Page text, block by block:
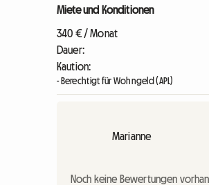
Miete und Konditionen
340 € / Monat
Dauer:
Kaution:
- Berechtigt für Wohngeld (APL)
Marianne
Noch keine Bewertungen